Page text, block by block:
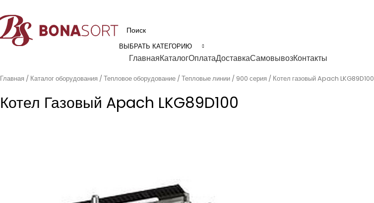
ВЫБРАТЬ КАТЕГОРИЮ
ГлавнаяКаталогОплатаДоставкаСамовывозКонтакты
Главная Каталог оборудования Тепловое оборудование Тепловые линии 900 серия Котел газовый Apach LKG89D100
Котел Газовый Apach LKG89D100